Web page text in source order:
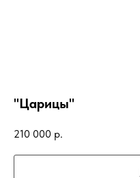
"Царицы"
210 000 р.